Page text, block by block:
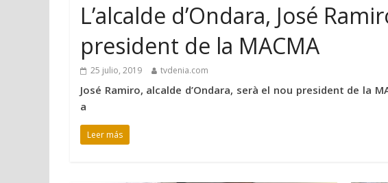
L’alcalde d’Ondara, José
president de la MACMA
25 julio, 2019 tvdenia.com
José Ramiro, alcalde d’Ondara, serà el nou president de la
a
Leer más